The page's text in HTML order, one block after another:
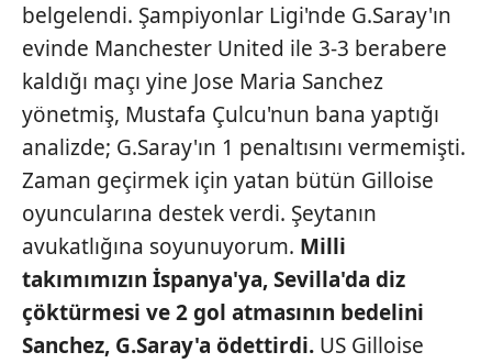
belgelendi. Şampiyonlar Ligi'nde G.Saray'ın
evinde Manchester United ile 3-3 berabere
kaldığı maçı yine Jose Maria Sanchez
yönetmiş, Mustafa Çulcu'nun bana yaptığı
analizde; G.Saray'ın 1 penaltısını vermemişti.
Zaman geçirmek için yatan bütün Gilloise
oyuncularına destek verdi. Şeytanın
avukatlığına soyunuyorum. Milli
takımımızın İspanya'ya, Sevilla'da diz
çöktürmesi ve 2 gol atmasının bedelini
Sanchez, G.Saray'a ödettirdi. US Gilloise